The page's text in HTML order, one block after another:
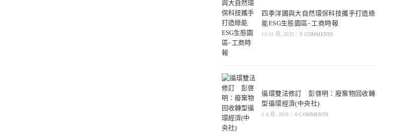
四季洋圃與大自然環保科技攜手打造綠
能ESG生態園區- 工商時報
10 11 月, 2023 / 0 COMMENTS
循環雙法修訂 彭啓明：廢棄物回收轉
型循環經濟(中央社)
5 8 月, 2026 / 0 COMMENTS